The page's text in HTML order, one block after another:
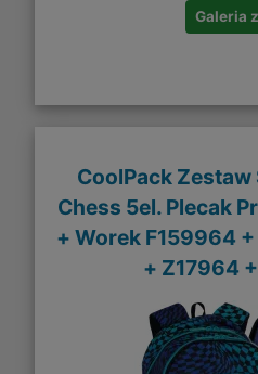
Galeria
CoolPack
Chess 5el. Plecak
+ Worek F159964
+ Z17964